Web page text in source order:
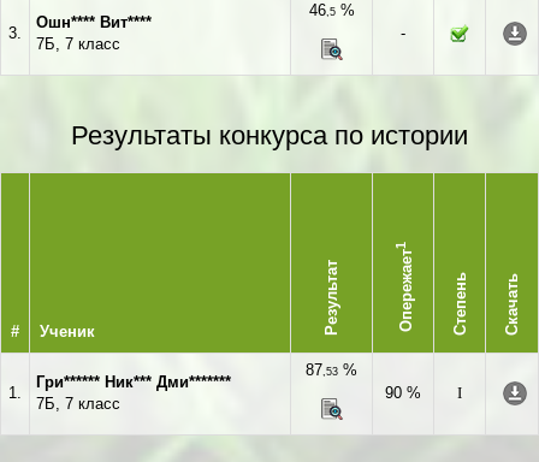
3.
Ошн**** Вит****
7Б, 7 класс
46,5%
-
Результаты конкурса по истории
# Ученик Результат Опережает
1
Степень Скачать
1.
Гри****** Ник*** Дми*******
7Б, 7 класс
87,53 %
90 %
I